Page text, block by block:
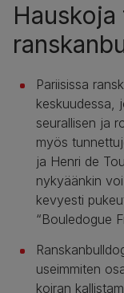
Pariisissa
keskuudessa,
seurallisen ja
myös
ja Henri de
nykyäänkin
kevyesti
“Bouledogue
useimmiten
koiran